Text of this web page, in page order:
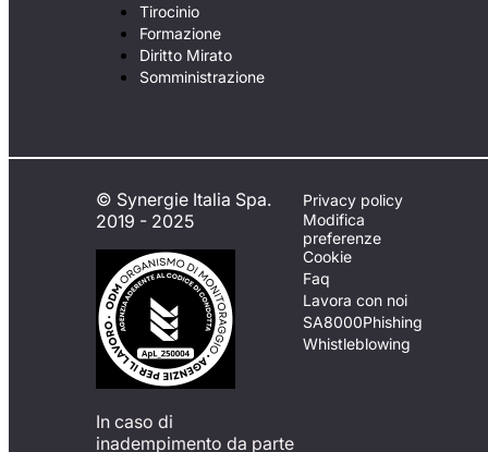
Tirocinio
Formazione
Diritto Mirato
Somministrazione
© Synergie Italia Spa.
2019 - 2025
In caso di
inadempimento da parte
Privacy policy
Modifica
preferenze
Cookie
Faq
Lavora con noi
SA8000Phishing
Whistleblowing